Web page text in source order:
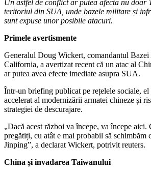
Un astfel de conflict ar putea afecta nu doar
teritoriul din SUA, unde bazele militare și
sunt expuse unor posibile atacuri.
Primele avertismente
Generalul Doug Wickert, comandantul
California, a avertizat recent că un atac al
ar putea avea efecte imediate asupra SUA.
Într-un briefing publicat pe rețelele sociale,
accelerat al modernizării armatei chineze și
strategiei de descurajare.
„Dacă acest război va începe, va începe aici.
pregătiți, cu atât e mai probabil să schimbăm
Jinping”, a declarat Wickert, potrivit reuters.
China și invadarea Taiwanului